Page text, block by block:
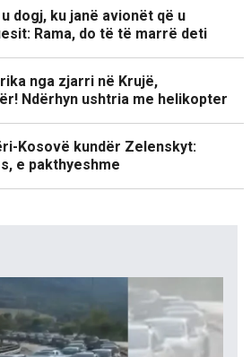
dogj, ku janë avionët që u
Rama, do të të marrë deti
nga zjarri në Krujë,
Ndërhyn ushtria me helikopter
Kosovë kundër Zelenskyt:
e pakthyeshme